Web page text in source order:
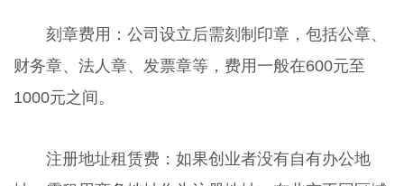
刻章费用：公司设立后需刻制印章，包括公章、
财务章、法人章、发票章等，费用一般在600元至
1000元之间。
注册地址租赁费：如果创业者没有自有办公地